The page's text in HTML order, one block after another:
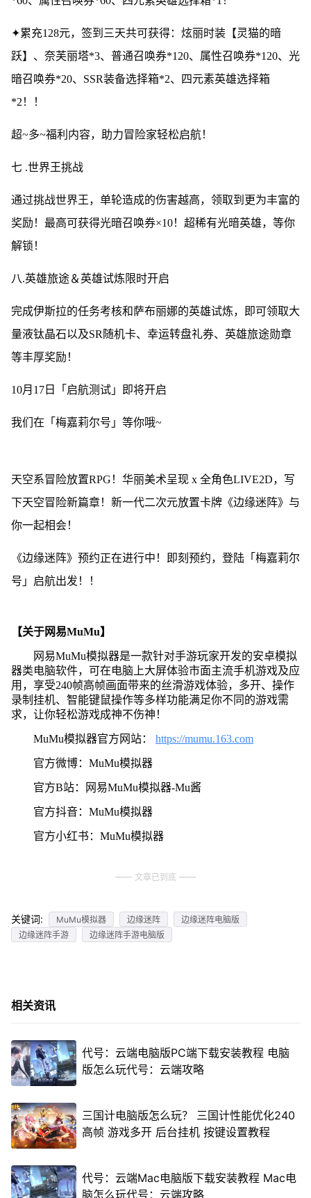
✦累充128元，签到三天共可获得：炫丽时装【灵猫的暗
跃】、奈芙丽塔*3、普通召唤券*120、属性召唤券*120、光
暗召唤券*20、SSR装备选择箱*2、四元素英雄选择箱
*2！！
超~多~福利内容，助力冒险家轻松启航！
七 .世界王挑战
通过挑战世界王，单轮造成的伤害越高，领取到更为丰富的
奖励！最高可获得光暗召唤券×10！超稀有光暗英雄，等你
解锁！
八.英雄旅途＆英雄试炼限时开启
完成伊斯拉的任务考核和萨布丽娜的英雄试炼，即可领取大
量液钛晶石以及SR随机卡、幸运转盘礼券、英雄旅途勋章
等丰厚奖励！
10月17日「启航测试」即将开启
我们在「梅嘉莉尔号」等你哦~
天空系冒险放置RPG！华丽美术呈现 x 全角色LIVE2D，写
下天空冒险新篇章！新一代二次元放置卡牌《边缘迷阵》与
你一起相会！
《边缘迷阵》预约正在进行中！即刻预约，登陆「梅嘉莉尔
号」启航出发！！
【关于网易MuMu】
网易MuMu模拟器是一款针对手游玩家开发的安卓模拟
器类电脑软件，可在电脑上大屏体验市面主流手机游戏及应
用，享受240帧高帧画面带来的丝滑游戏体验，多开、操作
录制挂机、智能键鼠操作等多样功能满足你不同的游戏需
求，让你轻松游戏成神不伤神！
MuMu模拟器官方网站： https://mumu.163.com
官方微博：MuMu模拟器
官方B站：网易MuMu模拟器-Mu酱
官方抖音：MuMu模拟器
官方小红书：MuMu模拟器
文章已到底
关键词: MuMu模拟器 边缘迷阵
边缘迷阵电脑版
边缘迷阵手游
边缘迷阵手游电脑版
相关资讯
代号：云端电脑版PC端下载安装教程 电脑
版怎么玩代号：云端攻略
三国计电脑版怎么玩？ 三国计性能优化240
高帧 游戏多开 后台挂机 按键设置教程
代号：云端Mac电脑版下载安装教程 Mac电
脑怎么玩代号：云端攻略